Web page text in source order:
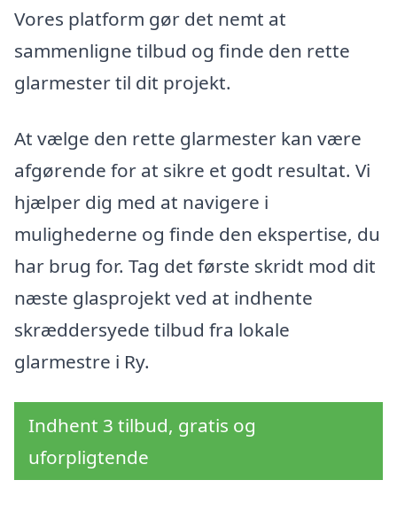
Vores platform gør det nemt at
sammenligne tilbud og finde den rette
glarmester til dit projekt.
At vælge den rette glarmester kan være
afgørende for at sikre et godt resultat. Vi
hjælper dig med at navigere i
mulighederne og finde den ekspertise, du
har brug for. Tag det første skridt mod dit
næste glasprojekt ved at indhente
skræddersyede tilbud fra lokale
glarmestre i Ry.
Indhent 3 tilbud, gratis og
uforpligtende